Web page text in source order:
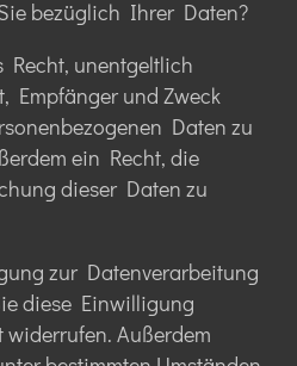
bezüglich Ihrer Daten?
Recht, unentgeltlich
Empfänger und Zweck
Daten zu
ein Recht, die
dieser Daten zu
zur Datenverarbeitung
diese Einwilligung
widerrufen. Außerdem